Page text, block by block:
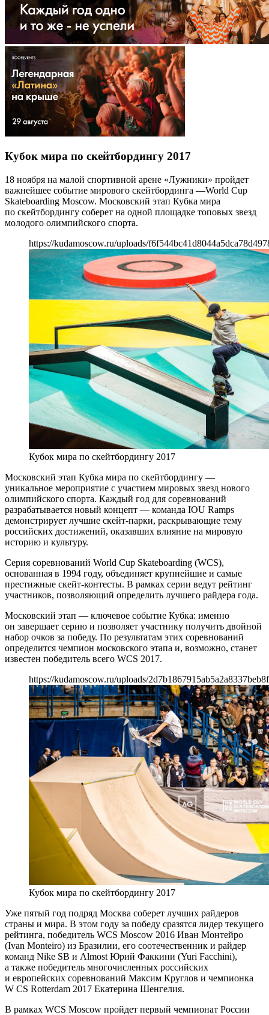
Кубок мира по скейтбордингу 2017
18 ноября на малой спортивной арене «Лужники» пройдет
важнейшее событие мирового скейтбординга —World Cup
Skateboarding Moscow. Московский этап Кубка мира
по скейтбордингу соберет на одной площадке топовых звезд
молодого олимпийского спорта.
https://kudamoscow.ru/uploads/
Кубок мира по скейтбордингу 2017
Московский этап Кубка мира по скейтбордингу —
уникальное мероприятие с участием мировых звезд нового
олимпийского спорта. Каждый год для соревнований
разрабатывается новый концепт — команда IOU Ramps
демонстрирует лучшие скейт-парки, раскрывающие тему
российских достижений, оказавших влияние на мировую
историю и культуру.
Серия соревнований World Cup Skateboarding (WCS),
основанная в 1994 году, объединяет крупнейшие и самые
престижные скейт-контесты. В рамках серии ведут рейтинг
участников, позволяющий определить лучшего райдера года.
Московский этап — ключевое событие Кубка: именно
он завершает серию и позволяет участнику получить двойной
набор очков за победу. По результатам этих соревнований
определится чемпион московского этапа и, возможно, станет
известен победитель всего WCS 2017.
https://kudamoscow.ru/uploads/
Кубок мира по скейтбордингу 2017
Уже пятый год подряд Москва соберет лучших райдеров
страны и мира. В этом году за победу сразятся лидер текущего
рейтинга, победитель WCS Moscow 2016 Иван Монтейро
(Ivan Monteiro) из Бразилии, его соотечественник и райдер
команд Nike SB и Almost Юрий Факкини (Yuri Facchini),
а также победитель многочисленных российских
и европейских соревнований Максим Круглов и чемпионка
W CS Rotterdam 2017 Екатерина Шенгелия.
В рамках WCS Moscow пройдет первый чемпионат России